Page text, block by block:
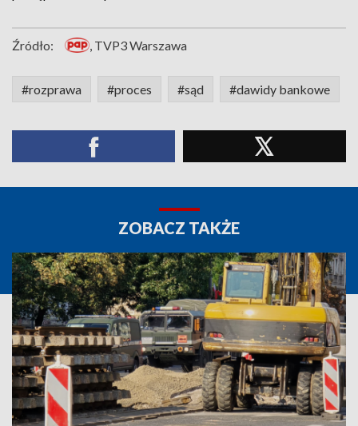
Źródło: , TVP3 Warszawa
#rozprawa #proces #sąd #dawidy bankowe
ZOBACZ TAKŻE